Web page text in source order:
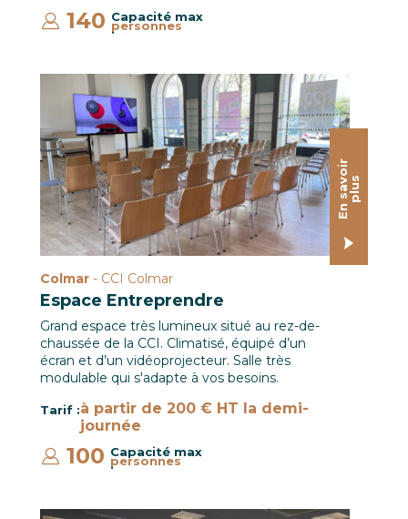
Capacité max
:
140 personnes
L'Espace Entreprendre en mode conférence
E
n
s
av
o
i
r
p
l
us
Colmar - CCI Colmar
Espace Entreprendre
Grand espace très lumineux situé au rez-de-
chaussée de la CCI. Climatisé, équipé d’un
écran et d’un vidéoprojecteur. Salle très
modulable qui s'adapte à vos besoins.
Tarif :à partir de 200 € HT la demi-
journée
Capacité max
:
100 personnes